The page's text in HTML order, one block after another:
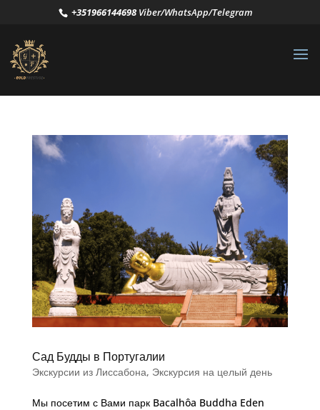
+351966144698Viber/WhatsApp/Telegram
Сад Будды в Португалии
Экскурсии из Лиссабона, Экскурсия на целый день
Мы посетим с Вами парк Bacalhôa Buddha Eden